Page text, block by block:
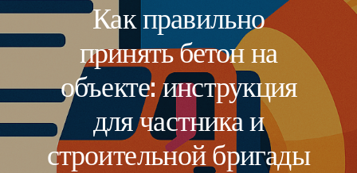
Как правильно
принять бетон на
объекте: инструкция
для частника и
строительной бригады